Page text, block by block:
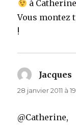
à Catherine
Vous montez
!
Jacques
28 janvier 2011 à
@Catherine,